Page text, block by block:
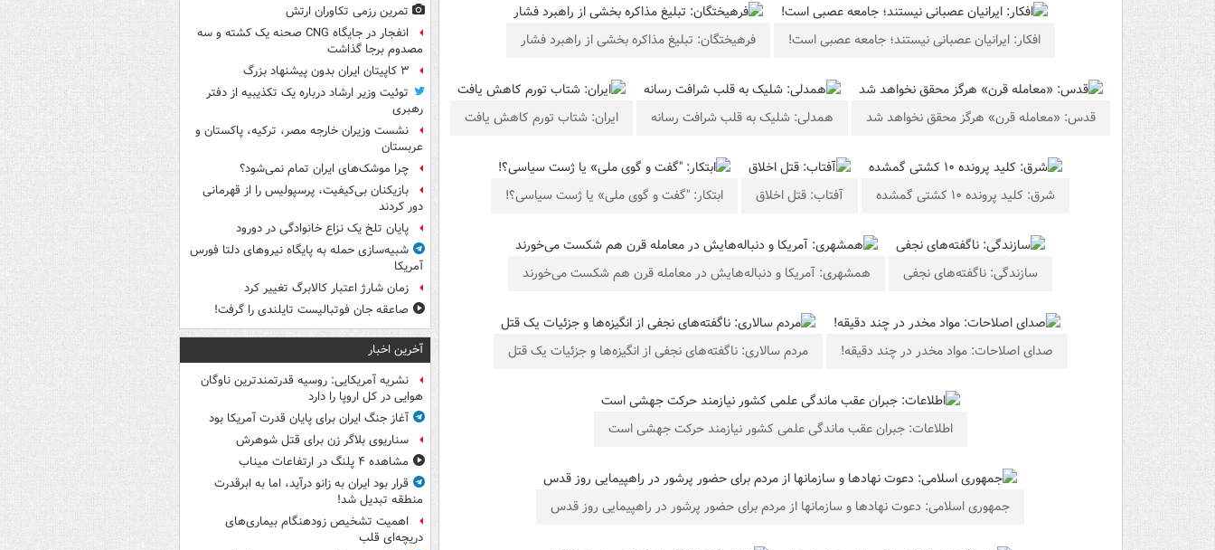
افکار: ایرانیان عصبانی نیستند؛ جامعه عصبی است! فرهیختگان: تبلیغ مذاکره بخشی از راهبرد فشار
قدس: «معامله قرن» هرگز محقق نخواهد شد همدلی: شلیک به قلب شرافت رسانه ایران: شتاب تورم کاهش یافت
شرق: کلید پرونده ۱۰ کشتی گمشده آفتاب: قتل اخلاق ابتکار: "گفت و گوی ملی» یا ژست سیاسی؟!
سازندگی: ناگفته‌های نجفی همشهری: آمریکا و دنباله‌هایش در معامله قرن هم شکست می‌خورند
صدای اصلاحات: مواد مخدر در چند دقیقه! مردم سالاری: ناگفته‌های نجفی از انگیزه‌ها و جزئیات یک قتل
اطلاعات: جبران عقب ماندگی علمی کشور نیازمند حرکت جهشی است
جمهوری اسلامی: دعوت نهادها و سازمانها از مردم برای حضور پرشور در راهپیمایی روز قدس
تمرین رزمی تکاوران ارتش
انفجار در جایگاه CNG صحنه یک کشته و سه
مصدوم برجا گذاشت
۳ کاپیتان ایران بدون پیشنهاد بزرگ
توئیت وزیر ارشاد درباره یک تکذیبیه از دفتر
رهبری
نشست وزیران خارجه مصر، ترکیه، پاکستان و
عربستان
چرا موشک‌های ایران تمام نمی‌شود؟
بازیکنان بی‌کیفیت، پرسپولیس را از قهرمانی
دور کردند
پایان تلخ یک نزاع خانوادگی در دورود
شبیه‌سازی حمله به پایگاه نیروهای دلتا فورس
آمریکا
زمان شارژ اعتبار کالابرگ تغییر کرد
صاعقه جان فوتبالیست تایلندی را گرفت!
آخرین اخبار
نشریه آمریکایی: روسیه قدرتمندترین ناوگان
هوایی در کل اروپا را دارد
آغاز جنگ ایران برای پایان قدرت آمریکا بود
سناریوی بلاگر زن برای قتل شوهرش
مشاهده ۴ پلنگ در ارتفاعات میناب
قرار بود ایران به زانو درآید، اما به ابرقدرت
منطقه تبدیل شد!
اهمیت تشخیص زودهنگام بیماری‌های
دریچه‌ای قلب